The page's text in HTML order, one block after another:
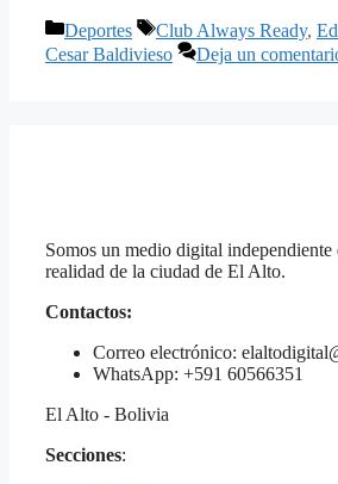
Categorías
Deportes Etiquetas
Club Always Ready,
Cesar Baldivieso
Deja un
Somos un medio digital independiente
realidad de la ciudad de El Alto.
Contactos:
Correo electrónico:
WhatsApp: +591 60566351
El Alto - Bolivia
Secciones: